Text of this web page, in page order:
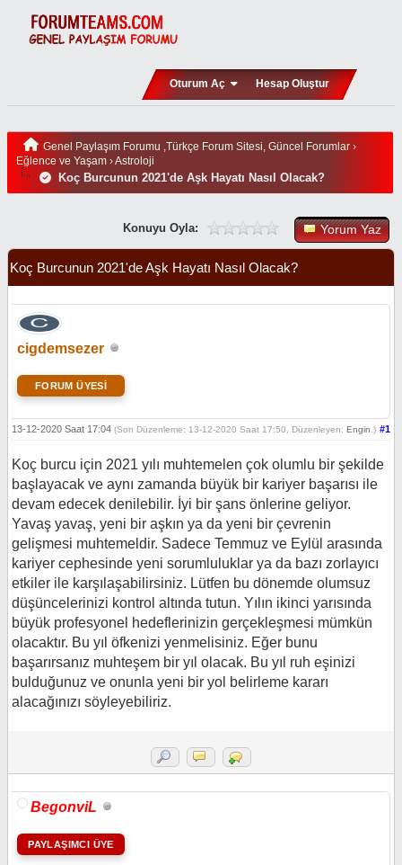
Oturum Aç Hesap Oluştur
Genel Paylaşım Forumu ,Türkçe Forum Sitesi, Güncel Forumlar ›
Eğlence ve Yaşam ›Astroloji
Koç Burcunun 2021'de Aşk Hayatı Nasıl Olacak?
Yorum Yaz
Konuyu Oyla:
Koç Burcunun 2021'de Aşk Hayatı Nasıl Olacak?
cigdemsezer
FORUM ÜYESİ
#1
13-12-2020 Saat 17:04(Son Düzenleme: 13-12-2020 Saat 17:50, Düzenleyen:Engin .)
Koç burcu için 2021 yılı muhtemelen çok olumlu bir şekilde
başlayacak ve aynı zamanda büyük bir kariyer başarısı ile
devam edecek denilebilir. İyi bir şans önlerine geliyor.
Yavaş yavaş, yeni bir aşkın ya da yeni bir çevrenin
gelişmesi muhtemeldir. Sadece Temmuz ve Eylül arasında
kariyer cephesinde yeni sorumluluklar ya da bazı zorlayıcı
etkiler ile karşılaşabilirsiniz. Lütfen bu dönemde olumsuz
düşüncelerinizi kontrol altında tutun. Yılın ikinci yarısında
büyük profesyonel hedeflerinizin gerçekleşmesi mümkün
olacaktır. Bu yıl öfkenizi yenmelisiniz. Eğer bunu
başarırsanız muhteşem bir yıl olacak. Bu yıl ruh eşinizi
bulduğunuz ve onunla yeni bir yol belirleme kararı
alacağınızı söyleyebiliriz.
BegonviL
PAYLAŞIMCI ÜYE